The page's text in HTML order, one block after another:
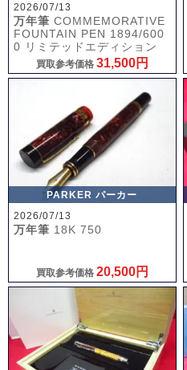
2026/07/13
万年筆 COMMEMORATIVE
FOUNTAIN PEN 1894/600
0 リミテッドエディション
買取参考価格 31,500円
PARKER パーカー
2026/07/13
万年筆 18K 750
買取参考価格 20,500円